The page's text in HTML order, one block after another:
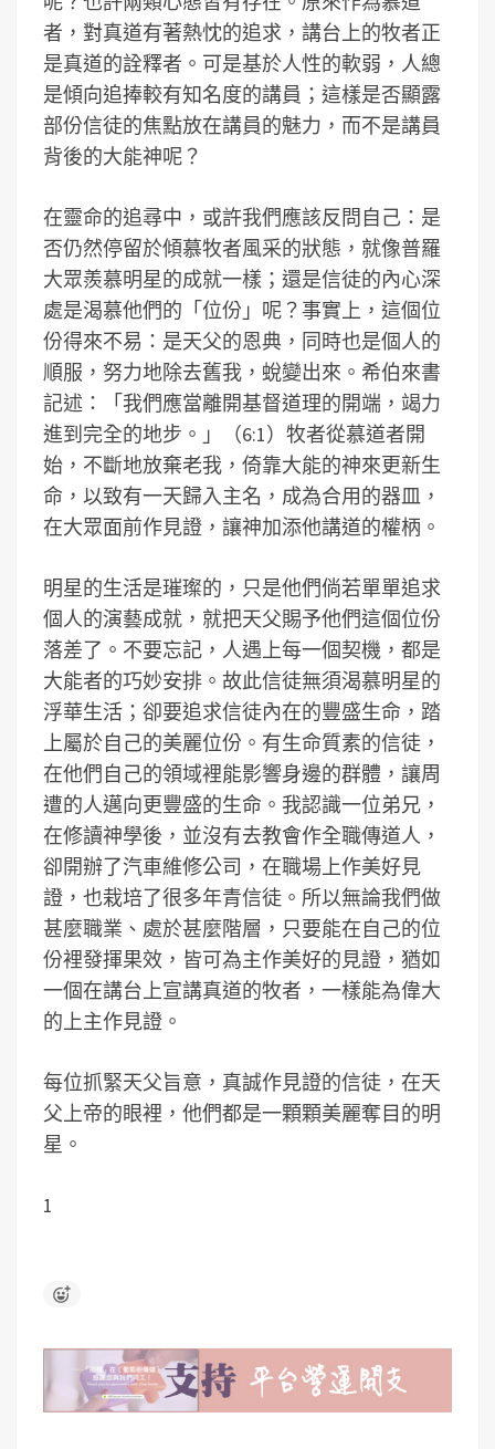
者，對真道有著熱忱的追求，講台上的牧者正
是真道的詮釋者。可是基於人性的軟弱，人總
是傾向追捧較有知名度的講員；這樣是否顯露
部份信徒的焦點放在講員的魅力，而不是講員
背後的大能神呢？
在靈命的追尋中，或許我們應該反問自己：是
否仍然停留於傾慕牧者風采的狀態，就像普羅
大眾羨慕明星的成就一樣；還是信徒的內心深
處是渴慕他們的「位份」呢？事實上，這個位
份得來不易：是天父的恩典，同時也是個人的
順服，努力地除去舊我，蛻變出來。希伯來書
記述：「我們應當離開基督道理的開端，竭力
進到完全的地步。」（6:1）牧者從慕道者開
始，不斷地放棄老我，倚靠大能的神來更新生
命，以致有一天歸入主名，成為合用的器皿，
在大眾面前作見證，讓神加添他講道的權柄。
明星的生活是璀璨的，只是他們倘若單單追求
個人的演藝成就，就把天父賜予他們這個位份
落差了。不要忘記，人遇上每一個契機，都是
大能者的巧妙安排。故此信徒無須渴慕明星的
浮華生活；卻要追求信徒內在的豐盛生命，踏
上屬於自己的美麗位份。有生命質素的信徒，
在他們自己的領域裡能影響身邊的群體，讓周
遭的人邁向更豐盛的生命。我認識一位弟兄，
在修讀神學後，並沒有去教會作全職傳道人，
卻開辦了汽車維修公司，在職場上作美好見
證，也栽培了很多年青信徒。所以無論我們做
甚麼職業、處於甚麼階層，只要能在自己的位
份裡發揮果效，皆可為主作美好的見證，猶如
一個在講台上宣講真道的牧者，一樣能為偉大
的上主作見證。
每位抓緊天父旨意，真誠作見證的信徒，在天
父上帝的眼裡，他們都是一顆顆美麗奪目的明
星。
1